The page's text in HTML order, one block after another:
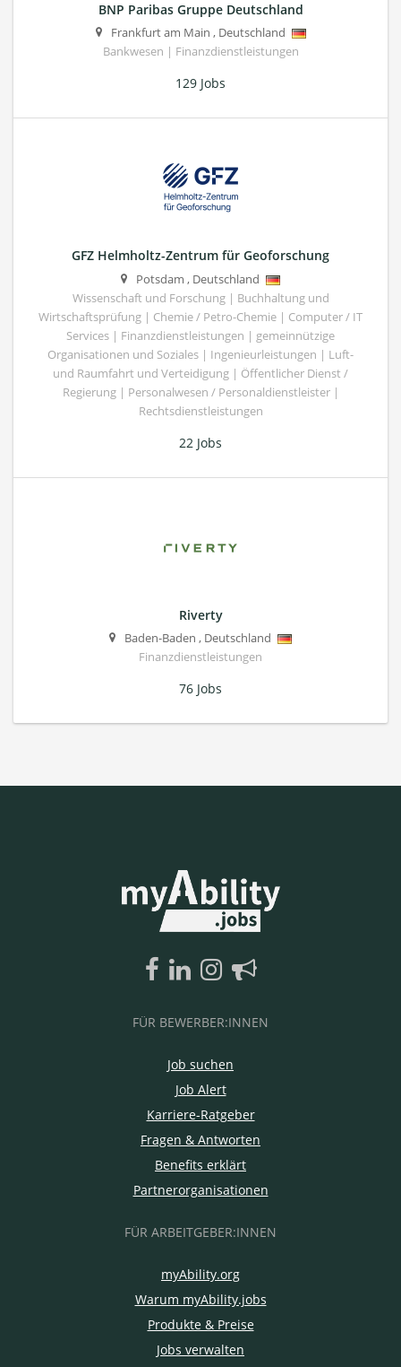
BNP Paribas Gruppe Deutschland
Frankfurt am Main , Deutschland
Bankwesen | Finanzdienstleistungen
129 Jobs
GFZ Helmholtz-Zentrum für Geoforschung
Potsdam , Deutschland
Wissenschaft und Forschung | Buchhaltung und
Wirtschaftsprüfung | Chemie / Petro-Chemie | Computer / IT
Services | Finanzdienstleistungen | gemeinnützige
Organisationen und Soziales | Ingenieurleistungen | Luft-
und Raumfahrt und Verteidigung | Öffentlicher Dienst /
Regierung | Personalwesen / Personaldienstleister |
Rechtsdienstleistungen
22 Jobs
Riverty
Baden-Baden , Deutschland
Finanzdienstleistungen
76 Jobs
FÜR BEWERBER:INNEN
Job suchen
Job Alert
Karriere-Ratgeber
Fragen & Antworten
Benefits erklärt
Partnerorganisationen
FÜR ARBEITGEBER:INNEN
myAbility.org
Warum myAbility.jobs
Produkte & Preise
Jobs verwalten